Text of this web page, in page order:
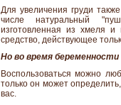
Для увеличения груди
числе натуральный
изготовленная из хмеля и
средство, действующее
Но во время
Воспользоваться можно
только он может
вас.